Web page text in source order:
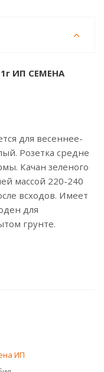
ИП СЕМЕНА
для весеннее-
Розетка средне
Качан зеленого
массой 220-240
всходов. Имеет
для
грунте.
ИП